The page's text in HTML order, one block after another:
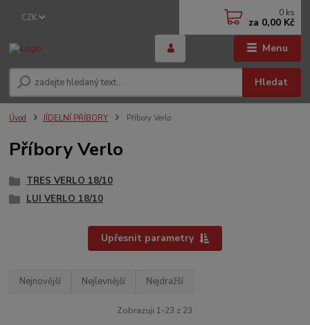
Menu
CZK
Hledat
0 ks
za 0,00 Kč
Úvod JÍDELNÍ PŘÍBORY Příbory Verlo
Příbory Verlo
TRES VERLO 18/10
LUI VERLO 18/10
Upřesnit parametry
Nejnovější Nejlevnější Nejdražší
Zobrazuji 1-23 z 23